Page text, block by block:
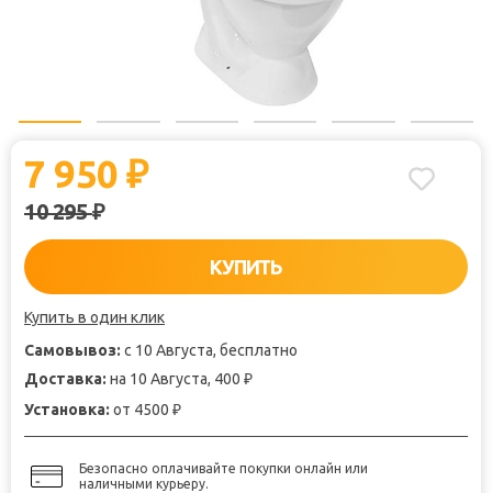
7 950₽
10 295₽
КУПИТЬ
Купить в один клик
Самовывоз: с 10 Августа, бесплатно
Доставка: на 10 Августа, 400 ₽
Установка: от 4500 ₽
Безопасно оплачивайте покупки онлайн или
наличными курьеру.